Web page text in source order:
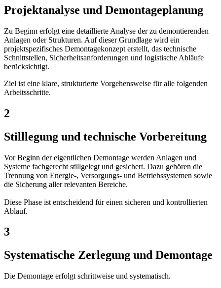
Projektanalyse und Demontageplanung
Zu Beginn erfolgt eine detaillierte Analyse der zu demontierenden
Anlagen oder Strukturen. Auf dieser Grundlage wird ein
projektspezifisches Demontagekonzept erstellt, das technische
Schnittstellen, Sicherheitsanforderungen und logistische Abläufe
berücksichtigt.
Ziel ist eine klare, strukturierte Vorgehensweise für alle folgenden
Arbeitsschritte.
2
Stilllegung und technische Vorbereitung
Vor Beginn der eigentlichen Demontage werden Anlagen und
Systeme fachgerecht stillgelegt und gesichert. Dazu gehören die
Trennung von Energie-, Versorgungs- und Betriebssystemen sowie
die Sicherung aller relevanten Bereiche.
Diese Phase ist entscheidend für einen sicheren und kontrollierten
Ablauf.
3
Systematische Zerlegung und Demontage
Die Demontage erfolgt schrittweise und systematisch.